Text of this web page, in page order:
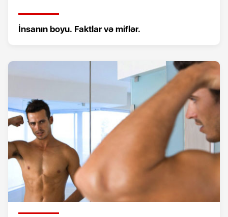
İnsanın boyu. Faktlar və miflər.